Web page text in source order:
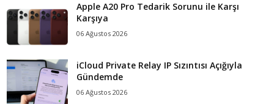
Apple A20 Pro Tedarik Sorunu ile Karşı
Karşıya
06 Ağustos 2026
iCloud Private Relay IP Sızıntısı Açığıyla
Gündemde
06 Ağustos 2026